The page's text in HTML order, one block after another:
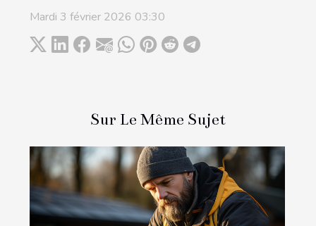
Mardi 3 février 2026 03:30
Sur Le Même Sujet